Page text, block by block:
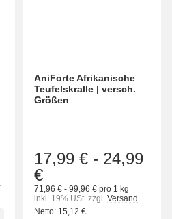
AniForte Afrikanische
Teufelskralle | versch.
Größen
17,99 € - 24,99
€
71,96 € - 99,96 € pro 1 kg
inkl. 19% USt. zzgl. Versand
Netto: 15,12 €